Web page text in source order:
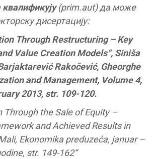
квалификују(prim.aut) да може
дисертацију:
Through Restructuring – Key
Value Creation Models“, Siniša
Rakočević, Gheorghe
and Management, Volume 4,
2013, str. 109-120.
Through the Sale of Equity –
and Achieved Results in
Ekonomika preduzeća, januar –
str. 149-162“